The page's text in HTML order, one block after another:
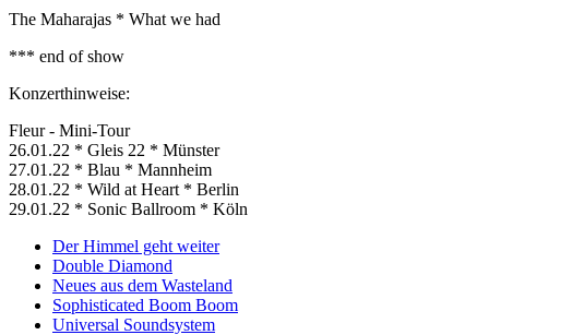
The Maharajas * What we had
*** end of show
Konzerthinweise:
Fleur - Mini-Tour
26.01.22 * Gleis 22 * Münster
27.01.22 * Blau * Mannheim
28.01.22 * Wild at Heart * Berlin
29.01.22 * Sonic Ballroom * Köln
Der Himmel geht weiter
Double Diamond
Neues aus dem Wasteland
Sophisticated Boom Boom
Universal Soundsystem